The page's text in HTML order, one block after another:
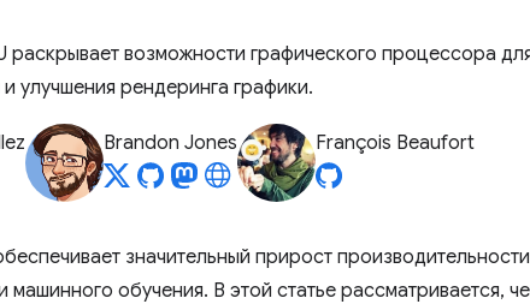
раскрывает возможности графического процессора
улучшения рендеринга графики.
Brandon Jones François Beaufort
значительный прирост
машинного обучения. В этой статье рассматривается,